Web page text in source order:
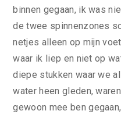
binnen gegaan, ik was
de twee spinnenzones
netjes alleen op mijn
waar ik liep en niet op
diepe stukken waar we
water heen gleden,
gewoon mee ben